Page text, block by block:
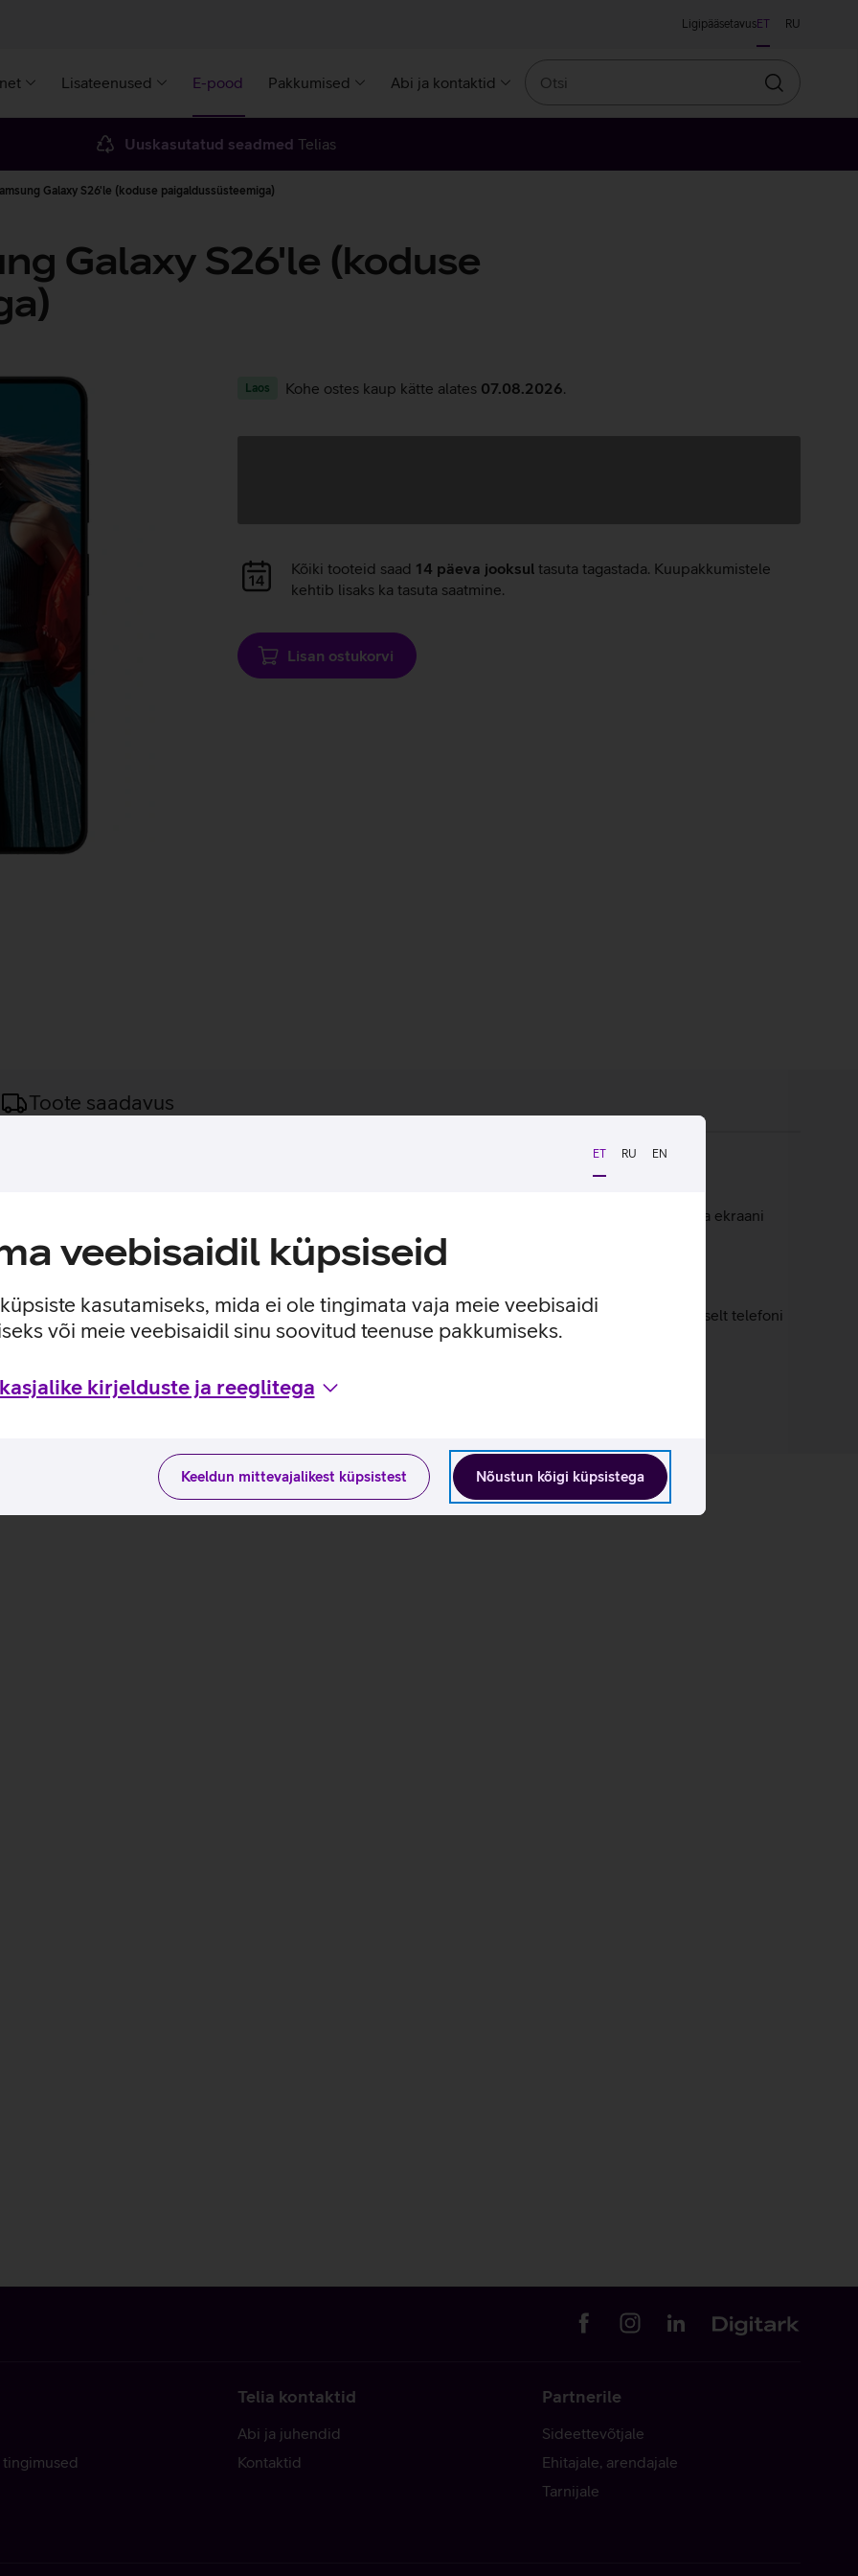
ET RU EN
veebisaidil küpsiseid
kasutamiseks, mida ei ole tingimata vaja meie veebisaidi
või meie veebisaidil sinu soovitud teenuse pakkumiseks.
kirjelduste ja reeglitega
Nõustun kõigi küpsistega
Keeldun mittevajalikest küpsistest
LigipääsetavusET RU
Lisateenused E-pood Pakkumised Abi ja kontaktid
Otsin
Uuskasutatud seadmed Telias
Galaxy S26'le (koduse paigaldussüsteemiga)
Galaxy S26'le (koduse
Laos Kohe ostes kaup kätte alates 07.08.2026
Andmete
laadimine
Kõiki tooteid saad 14 päeva jooksul tasuta tagastada. Kuupakkumistele
kehtib lisaks ka tasuta saatmine.
Lisan ostukorvi
Toote saadavus
paigalduse lihtsamaks.
kriimustuste ja põrutuste eest. Kaitseklaasi mitmekihiline disain tagab väga hea puutetundlikkuse ja ekraani
telefonimudeli jaoks.
selle kaas.
eemaldub karbi sees oleva telefoni ja kaitseklaasi vahelt kaitsev kiht ning klaas paigutub ideaalselt telefoni
riski, et kaitseklaasi alla satub paigalduse käigus tolm.
üle ning veendu, et klaas on kinnitunud telefoni peale.
Telia kontaktid
Abi ja juhendid
Kontaktid
Partnerile
Sideettevõtjale
Ehitajale, arendajale
Tarnijale